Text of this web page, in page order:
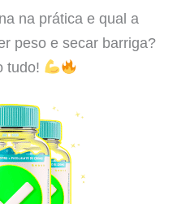
na prática e qual a
peso e secar barriga?
tudo!